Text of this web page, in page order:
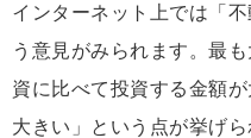
インターネット上では「
う意見がみられます。最
資に比べて投資する金額
大きい」という点が挙げら